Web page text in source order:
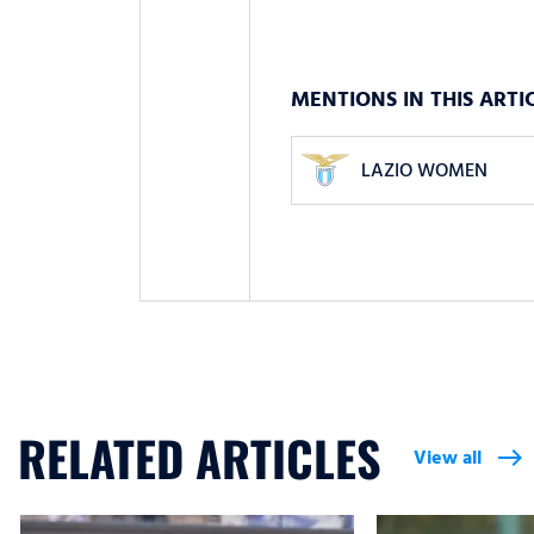
MENTIONS IN THIS
LAZIO WOMEN
RELATED ARTICLES View all east